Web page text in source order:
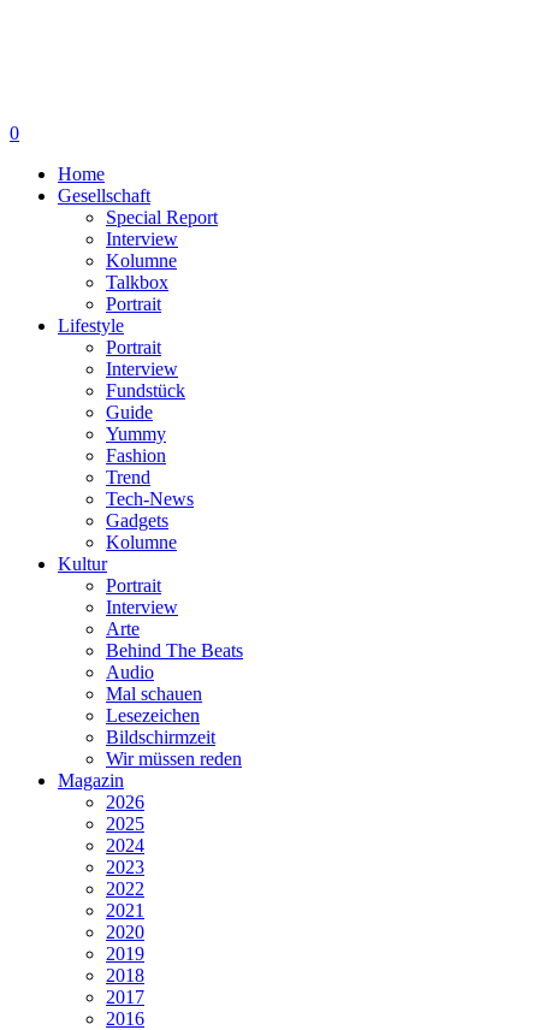
0
Home
Gesellschaft
Special Report
Interview
Kolumne
Talkbox
Portrait
Lifestyle
Portrait
Interview
Fundstück
Guide
Yummy
Fashion
Trend
Tech-News
Gadgets
Kolumne
Kultur
Portrait
Interview
Arte
Behind The Beats
Audio
Mal schauen
Lesezeichen
Bildschirmzeit
Wir müssen reden
Magazin
2026
2025
2024
2023
2022
2021
2020
2019
2018
2017
2016